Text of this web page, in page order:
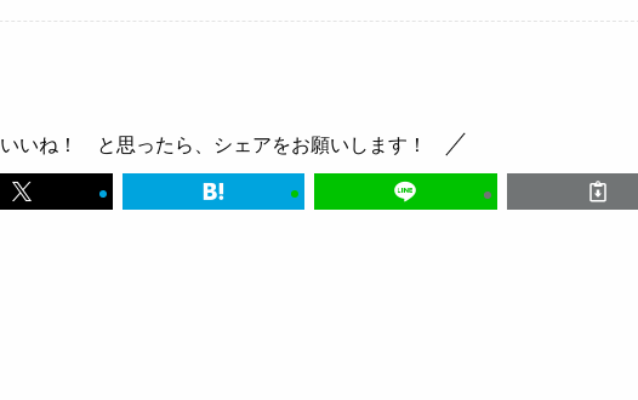
いいね！ と思ったら、シェアをお願いします！